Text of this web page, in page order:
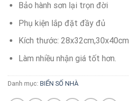
Bảo hành sơn lại trọn đời
Phụ kiện lắp đặt đầy đủ
Kích thước: 28x32cm,30x40cm
Làm nhiều nhận giá tốt hơn.
Danh mục: BIỂN SỐ NHÀ